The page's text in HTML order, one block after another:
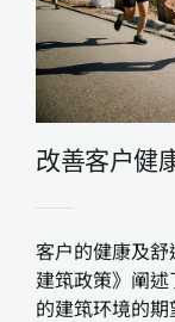
改善客户健
客户的健康及舒
建筑政策》阐
的建筑环境的